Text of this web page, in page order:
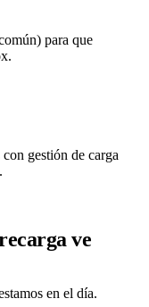
para que
gestión de carga
ve
en el día.